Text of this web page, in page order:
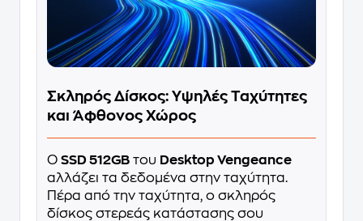
Σκληρός Δίσκος: Υψηλές Ταχύτητες
και Άφθονος Χώρος
Ο SSD 512GB του Desktop Vengeance
αλλάζει τα δεδομένα στην ταχύτητα.
Πέρα από την ταχύτητα, ο σκληρός
δίσκος στερεάς κατάστασης σου